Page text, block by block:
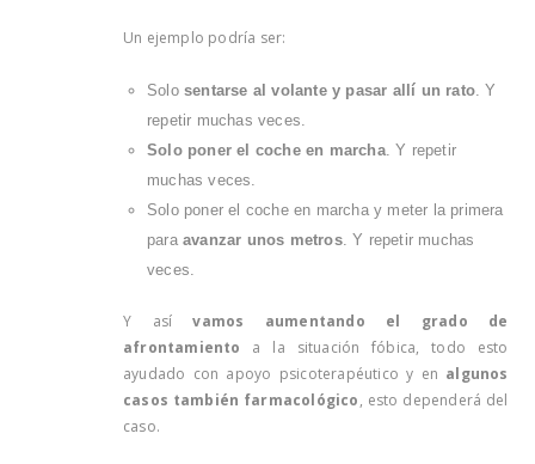
Un ejemplo podría ser:
Solosentarse al volante y pasar allí un rato. Y
repetir muchas veces.
Solo poner el coche en marcha. Y repetir
muchas veces.
Solo poner el coche en marcha y meter la primera
paraavanzar unos metros. Y repetir muchas
veces.
Y asívamos aumentando el grado de
afrontamiento a la situación fóbica, todo esto
ayudado con apoyo psicoterapéutico y en algunos
casos también farmacológico, esto dependerá del
caso.